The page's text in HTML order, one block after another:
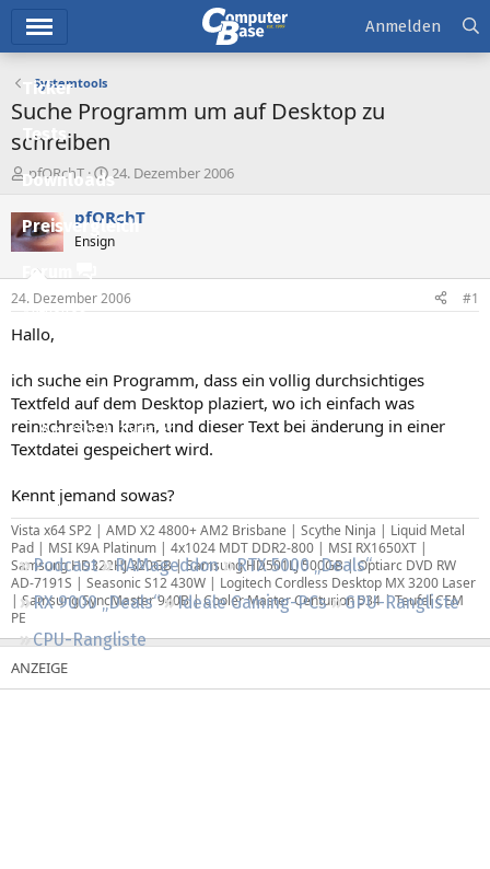
Ticker
Tests
Downloads
Preisvergleich
Forum
Aktuelles
Neue Beiträge
Neueste Aktivitäten
Regeln
Podcast RAMageddon
RTX 5000 „Deals“
RX 9000 „Deals“
Ideale Gaming-PCs
GPU-Rangliste
CPU-Rangliste
Anmelden
Systemtools
Suche Programm um auf Desktop zu
schreiben
E
r
s
t
e
e
r
pfORchT
E
r
s
e
l
t
24. Dezember 2006
pfORchT
Ensign
24. Dezember 2006 #1
Hallo,
ich suche ein Programm, dass ein vollig durchsichtiges
Textfeld auf dem Desktop plaziert, wo ich einfach was
reinschreiben kann, und dieser Text bei änderung in einer
Textdatei gespeichert wird.
Kennt jemand sowas?
Vista x64 SP2 | AMD X2 4800+ AM2 Brisbane | Scythe Ninja | Liquid Metal
Pad | MSI K9A Platinum | 4x1024 MDT DDR2-800 | MSI RX1650XT |
Samsung HD322HJ 320GB | Samsung HD501LJ 500GB | Optiarc DVD RW
AD-7191S | Seasonic S12 430W | Logitech Cordless Desktop MX 3200 Laser
| Samsung SyncMaster 940B | Cooler Master Centurion 534 | Teufel CEM
PE